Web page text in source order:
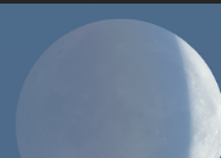
historii znaleźć
się z
w 2026 roku. O ile bowiem
dla tego miesiąca
głębokimi zaćmieniami